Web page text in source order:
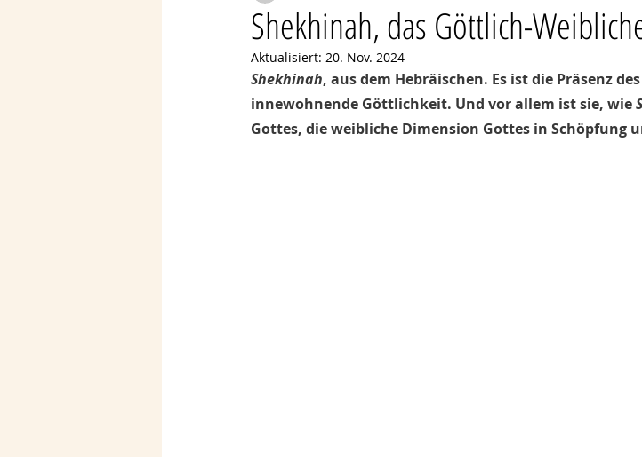
Shekhinah, das Göttlich-
Aktualisiert: 20. Nov. 2024
Shekhinah, aus dem Hebräischen. Es ist die Präsenz
innewohnende Göttlichkeit. Und vor allem ist sie, wie
Gottes, die weibliche Dimension Gottes in Schöpfung